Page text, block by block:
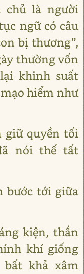
chủ là người
ngữ có câu
bị thương”,
thường vốn
khinh suất
hiểm như
giữ quyền tối
nói thế tất
bước tới giữa
kiện, thần
khí giống
khả xâm